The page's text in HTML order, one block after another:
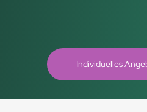
Individuelles